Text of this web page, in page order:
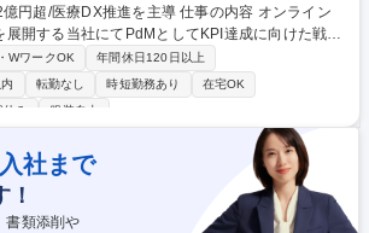
DX推進を主導 仕事の内容 オンライン
開する当社にてPdMとしてKPI達成に向けた戦略
能の企画、プロジェクト完遂まで一貫してリード
ムと協働したプロジェクト推進 ■医療従事者への
ます。仕組み化し横展開する等、手触り感を持っ
リニックD
/医療DX推進を主導
WワークOK
年間休日120日以上
転勤なし 時短勤務あり
在宅OK
休み 服装自由
入社まで
書類添削や